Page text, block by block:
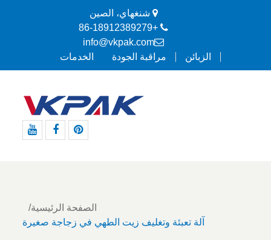
شنغهاي، الصين
+86-18912389279
info@vkpak.com
الزبائن
مراقبة الجودة الخدمات
الصفحة الرئيسية
آلة تعبئة وتغليف زيت الطهي في زجاجة صغيرة